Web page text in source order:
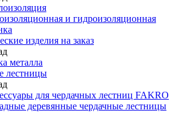
и гидроизоляционная
изделия на заказ
металла
лестницы
для чердачных лестниц FAKRO
деревянные чердачные лестницы